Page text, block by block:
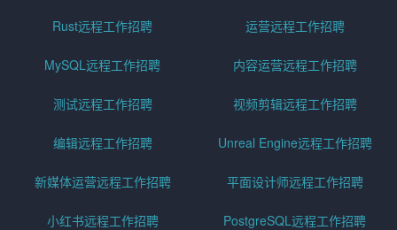
Rust远程工作招聘 运营远程工作招聘
MySQL远程工作招聘 内容运营远程工作招聘
测试远程工作招聘 视频剪辑远程工作招聘
编辑远程工作招聘 Unreal Engine远程工作招聘
新媒体运营远程工作招聘 平面设计师远程工作招聘
小红书远程工作招聘 PostgreSQL远程工作招聘